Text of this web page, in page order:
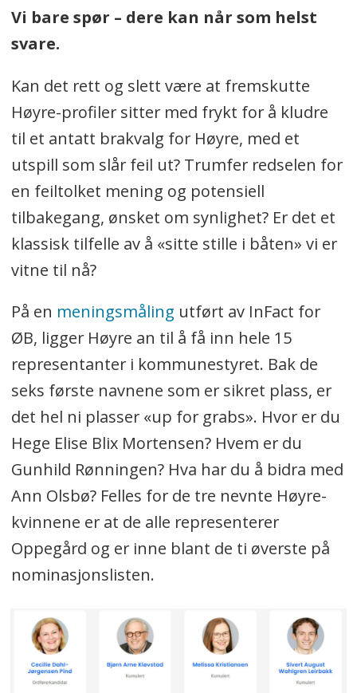
Vi bare spør – dere kan når som helst
svare.
Kan det rett og slett være at fremskutte
Høyre-profiler sitter med frykt for å kludre
til et antatt brakvalg for Høyre, med et
utspill som slår feil ut? Trumfer redselen for
en feiltolket mening og potensiell
tilbakegang, ønsket om synlighet? Er det et
klassisk tilfelle av å «sitte stille i båten» vi er
vitne til nå?
På en meningsmåling utført av InFact for
ØB, ligger Høyre an til å få inn hele 15
representanter i kommunestyret. Bak de
seks første navnene som er sikret plass, er
det hel ni plasser «up for grabs». Hvor er du
Hege Elise Blix Mortensen? Hvem er du
Gunhild Rønningen? Hva har du å bidra med
Ann Olsbø? Felles for de tre nevnte Høyre-
kvinnene er at de alle representerer
Oppegård og er inne blant de ti øverste på
nominasjonslisten.